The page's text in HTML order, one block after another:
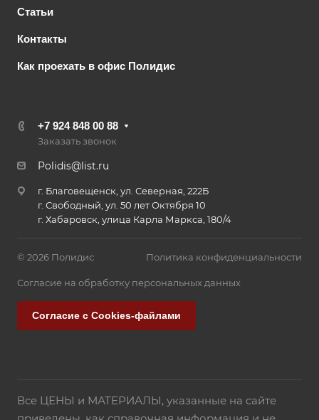
Статьи
Контакты
Как проехать в офис Полидис
+7 924 848 00 88
Заказать звонок
Polidis@list.ru
г. Благовещенск, ул. Северная, 222Б
г. Свободный, ул. 50 лет Октября 10
г. Хабаровск, улица Карла Маркса, 180/4
© 2026 Полидис Политика конфиденциальности
Согласие на обработку персональных данных
Согласие с Cookies-файлами
Все ЦЕНЫ и МАТЕРИАЛЫ, указанные на сайте